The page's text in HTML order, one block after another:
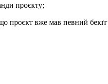
проєкту;
проєкт вже мав певний